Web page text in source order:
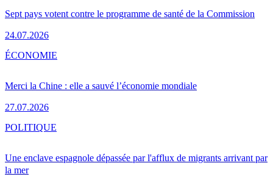
Sept pays votent contre le programme de santé de la Commission
24.07.2026
Merci la Chine : elle a sauvé l’économie mondiale
27.07.2026
ÉCONOMIE
Une enclave espagnole dépassée par l'afflux de migrants arrivant par
la mer
POLITIQUE